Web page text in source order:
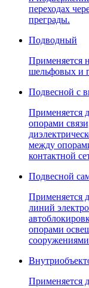
переходах
преграды.
Подводный
Применяется
шельфовых и
Подвесной с
Применяется
опорами
между
контактной
Подвесной
Применяется
линий
опорами
Применяется